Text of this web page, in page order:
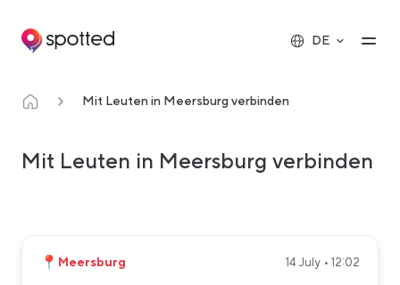
Main navigation
DE
Mit Leuten in Meersburg verbinden
Mit Leuten in Meersburg verbinden
📍 Meersburg 14 July • 12:02